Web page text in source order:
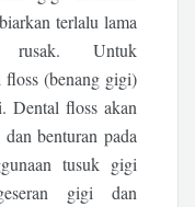
terlalu lama
rusak. Untuk
floss (benang gigi)
Dental floss akan
benturan pada
tusuk gigi
gigi dan